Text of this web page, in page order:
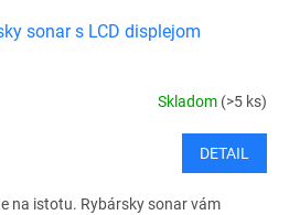
sonar s LCD displejom
Skladom (>5 ks)
DETAIL
na istotu. Rybársky sonar vám